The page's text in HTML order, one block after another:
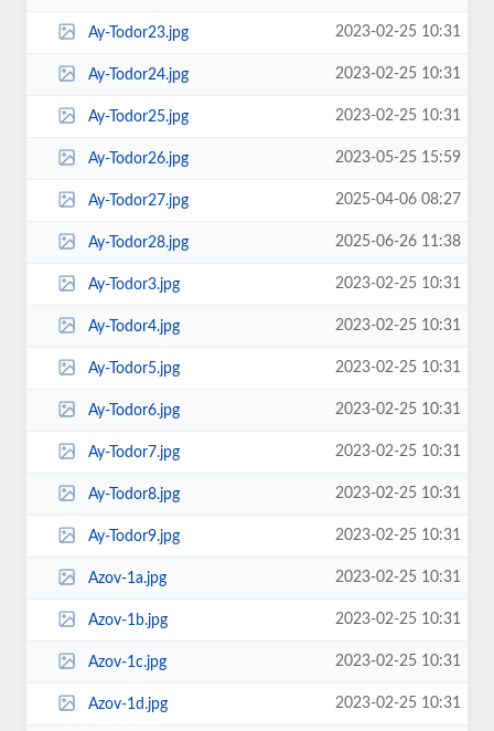
Ay-Todor23.jpg 2023-02-25 10:31
Ay-Todor24.jpg 2023-02-25 10:31
Ay-Todor25.jpg 2023-02-25 10:31
Ay-Todor26.jpg 2023-05-25 15:59
Ay-Todor27.jpg 2025-04-06 08:27
Ay-Todor28.jpg 2025-06-26 11:38
Ay-Todor3.jpg 2023-02-25 10:31
Ay-Todor4.jpg 2023-02-25 10:31
Ay-Todor5.jpg 2023-02-25 10:31
Ay-Todor6.jpg 2023-02-25 10:31
Ay-Todor7.jpg 2023-02-25 10:31
Ay-Todor8.jpg 2023-02-25 10:31
Ay-Todor9.jpg 2023-02-25 10:31
Azov-1a.jpg 2023-02-25 10:31
Azov-1b.jpg 2023-02-25 10:31
Azov-1c.jpg 2023-02-25 10:31
Azov-1d.jpg 2023-02-25 10:31